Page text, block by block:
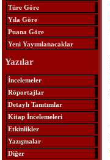
Türe Göre
Yıla Göre
Puana Göre
Yeni Yayımlanacaklar
Yazılar
İncelemeler
Röportajlar
Detaylı Tanıtımlar
Kitap İncelemeleri
Etkinlikler
Yazışmalar
Diğer